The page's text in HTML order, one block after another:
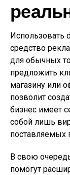
Использовать
средство
для обычных
предложить
магазину или
позволит
бизнес имеет
собой лишь
поставляемых
В свою
помогут